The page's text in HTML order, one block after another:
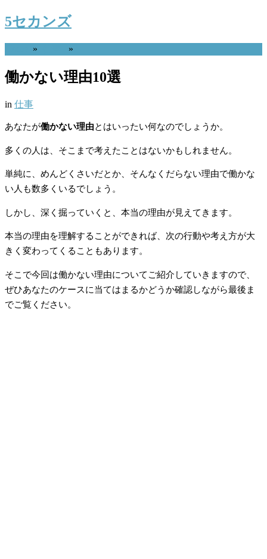
5セカンズ
» »
働かない理由10選
in 仕事
あなたが働かない理由とはいったい何なのでしょうか。
多くの人は、そこまで考えたことはないかもしれません。
単純に、めんどくさいだとか、そんなくだらない理由で働かな
い人も数多くいるでしょう。
しかし、深く掘っていくと、本当の理由が見えてきます。
本当の理由を理解することができれば、次の行動や考え方が大
きく変わってくることもあります。
そこで今回は働かない理由についてご紹介していきますので、
ぜひあなたのケースに当てはまるかどうか確認しながら最後ま
でご覧ください。